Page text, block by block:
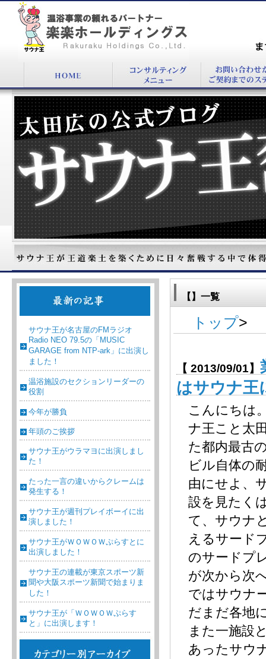
『』：温浴施設コンサルタント太田 広公式
BLOG
00
太田広の公式ブログ：サウナ王奮戦記！
サウナ王が名古屋のFMラジオ
Radio NEO 79.5の「MUSIC
GARAGE from NTP-ark」に出演し
ました！
温浴施設のセクションリーダーの
役割
今年が勝負
年頭のご挨拶
サウナ王がウラマヨに出演しまし
た！
たった一言の違いからクレームは
発生する！
サウナ王が週刊プレイボーイに出
演しました！
サウナ王がＷＯＷＯＷぷらすとに
出演しました！
サウナ王の連載が東京スポーツ新
聞や大阪スポーツ新聞で始まりま
した！
サウナ王が「ＷＯＷＯＷぷらす
と」に出演します！
【】一覧
トップ>
【 2013/09/01】
はサウナ王
こんにちは
ナ王こと太
た都内最古
ビル自体の
由にせよ、
設を見たく
て、サウナ
えるサード
のサードプ
が次から次
ではサウナ
だまだ各地
また一施設
あったサウ